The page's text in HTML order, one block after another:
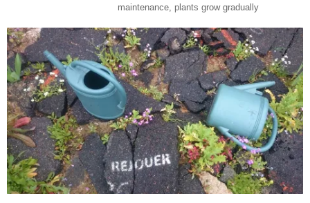
maintenance, plants grow gradually